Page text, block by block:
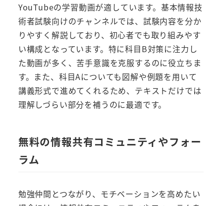
YouTubeの学習動画が適しています。基本情報技
術者試験向けのチャンネルでは、試験内容を分か
りやすく解説しており、初心者でも取り組みやす
い構成となっています。特に科目B対策に注力し
た動画が多く、苦手意識を克服するのに役立ちま
す。また、科目Aについても図解や例題を用いて
講義形式で進めてくれるため、テキストだけでは
理解しづらい部分を補うのに最適です。
無料の情報共有コミュニティやフォー
ラム
勉強仲間とつながり、モチベーションを高めたい